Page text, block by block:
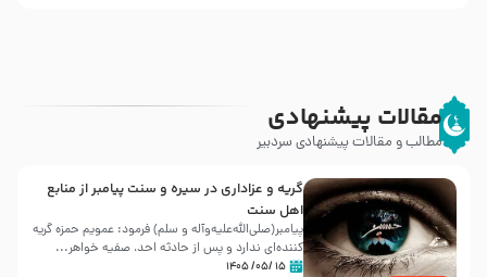
مقالات پیشنهادی
مطالب و مقالات پیشنهادی سردبیر
گریه و عزاداری در سیره و سنت پیامبر از منابع
اهل سنت
پیامبر(صلی‌الله‌علیه‌وآله و سلم) فرمود: عمویم حمزه گریه
کننده‌ای ندارد و پس از حادثه احد، صفیه خواهر...
۱۵ /۰۵/ ۱۴۰۵